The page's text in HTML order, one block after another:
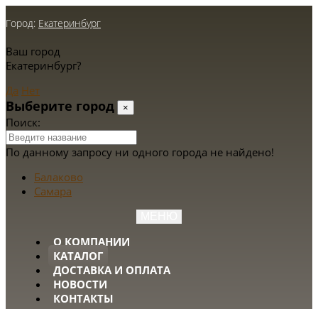
Город: Екатеринбург
Ваш город
Екатеринбург?
Да Нет
Выберите город ×
Поиск:
По данному запросу ни одного города не найдено!
Балаково
Самара
О КОМПАНИИ
КАТАЛОГ
ДОСТАВКА И ОПЛАТА
НОВОСТИ
КОНТАКТЫ